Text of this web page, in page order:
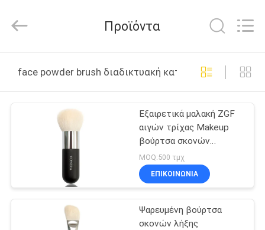
ΣΠΊΤΙ
ΠΡΟΪΌΝΤΑ
ΠΕΡΊΠΟΥ
ΓΎΡΟΣ
ΕΡΓΟΣΤΑΣΊΩΝ
Reserved.
Προϊόντα
face powder brush διαδικτυακή κατασκευή
Εξαιρετικά μαλακή ZGF
αιγών τρίχας Makeup
βούρτσα σκονών
προσώπου λαβών
βουρτσών μαύρη ξύλινη
κοντή
MOQ:500 τμχ
ΕΠΙΚΟΙΝΩΝΙΑ
Ψαρευμένη βούρτσα
σκονών λήξης